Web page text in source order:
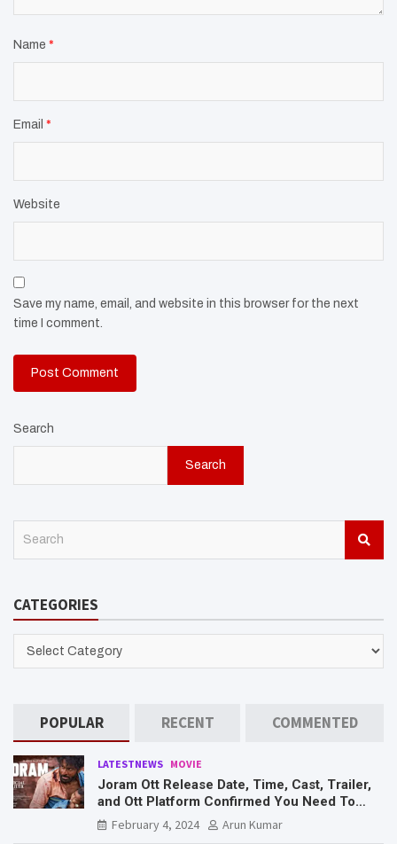
Name *
Email *
Website
Save my name, email, and website in this browser for the next
time I comment.
Search
Search
c
CATEGORIES
POPULAR RECENT COMMENTED
LATESTNEWS MOVIE
Joram Ott Release Date, Time, Cast, Trailer,
and Ott Platform Confirmed You Need To
Know Here
February 4, 2024 Arun Kumar